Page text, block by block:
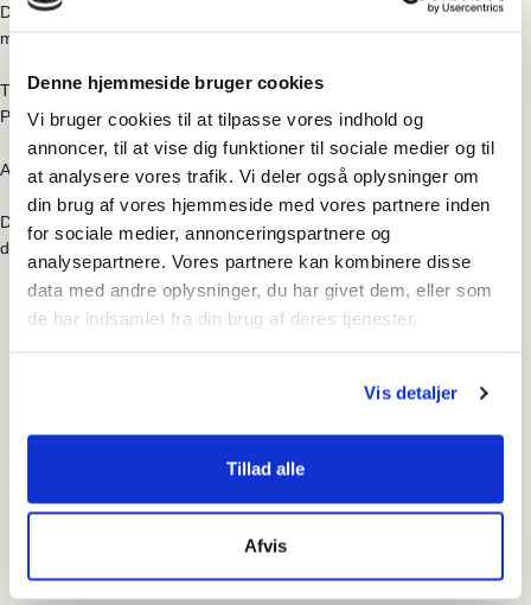
Denne hjemmeside bruger cookies
Vi bruger cookies til at tilpasse vores indhold og
annoncer, til at vise dig funktioner til sociale medier og til
at analysere vores trafik. Vi deler også oplysninger om
din brug af vores hjemmeside med vores partnere inden
for sociale medier, annonceringspartnere og
analysepartnere. Vores partnere kan kombinere disse
data med andre oplysninger, du har givet dem, eller som
de har indsamlet fra din brug af deres tjenester.
Vis detaljer
Tillad alle
Afvis
Dauer 2 Stunden Sprache Deutsch – Zielgruppe Deutsche Familien
mit Kindern.
Treffpuntk: Sønderballevej Ho 6857 Blåvand, Fahr bis zum 1.
Parkschild, wo die Tour beginnt.
Am besten barfuß oder mit Gummistiefeln.
Die Tour wird nur bei einer Mindestteilnehmerzahl von 6 Personen
durchgeführt.
Sønderballevej i Ho
Tilmeld
Hvornår
fredag den 8. august 2025 - 09:00-11:00